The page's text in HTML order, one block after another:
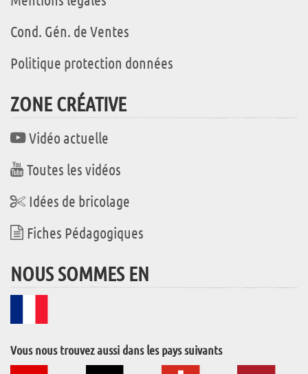
Cond. Gén. de Ventes
Politique protection données
ZONE CRÉATIVE
Vidéo actuelle
Toutes les vidéos
Idées de bricolage
Fiches Pédagogiques
NOUS SOMMES EN
Vous nous trouvez aussi dans les pays suivants